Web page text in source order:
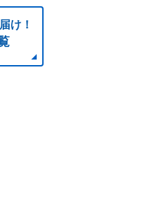
け！